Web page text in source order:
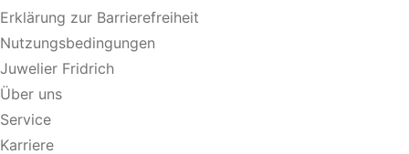
Erklärung zur Barrierefreiheit
Nutzungsbedingungen
Juwelier Fridrich
Über uns
Service
Karriere